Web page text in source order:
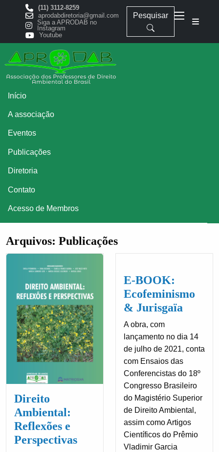
(11) 3112-8259
aprodabdiretoria@gmail.com
Siga a APRODAB no
Instagram
Youtube
Pesquisar
Início
A associação
Eventos
Publicações
Diretoria
Contato
Acesso de Membros
Arquivos: Publicações
Direito
Ambiental:
Reflexões e
Perspectivas
E-BOOK:
Ecofeminismo
& Jurisgaïa
A obra, com
lançamento no dia 14
de julho de 2021, conta
com Ensaios das
Conferencistas do 18º
Congresso Brasileiro
do Magistério Superior
de Direito Ambiental,
assim como Artigos
Científicos do Prêmio
Vladimir Garcia